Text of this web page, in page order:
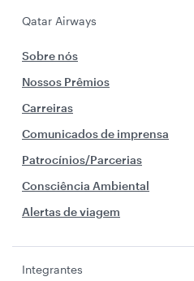
Qatar Airways
Sobre nós
Nossos Prêmios
Carreiras
Comunicados de imprensa
Patrocínios/Parcerias
Consciência Ambiental
Alertas de viagem
Integrantes